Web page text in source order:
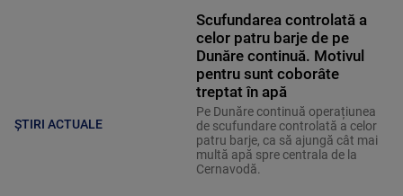
ȘTIRI ACTUALE
Scufundarea controlată a
celor patru barje de pe
Dunăre continuă. Motivul
pentru sunt coborâte
treptat în apă
Pe Dunăre continuă operațiunea
de scufundare controlată a celor
patru barje, ca să ajungă cât mai
multă apă spre centrala de la
Cernavodă.